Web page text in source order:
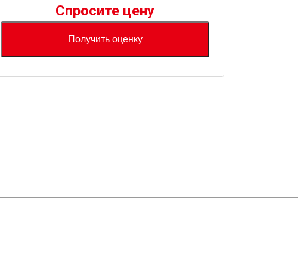
Спросите цену
Получить оценку